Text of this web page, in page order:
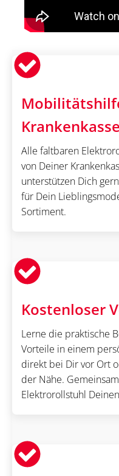
Krankenkasse
Alle faltbaren
von Deiner
unterstützen Dich
für Dein
Sortiment.
Kostenloser
Lerne die praktische
Vorteile in einem
direkt bei Dir vor Ort
der Nähe.
Elektrorollstuhl